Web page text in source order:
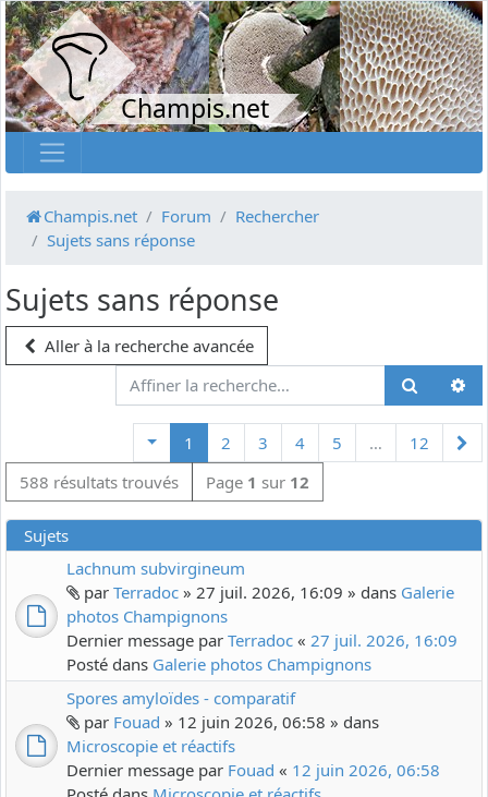
Champis.net
Champis.net Forum
Rechercher
Sujets sans réponse
Sujets sans réponse
Aller à la recherche avancée
1 2 3 4 5 … 12
588 résultats trouvés
Page 1 sur 12
Sujets
Lachnum subvirgineum
par Terradoc » 27 juil. 2026, 16:09 » dans Galerie
photos Champignons
Dernier message par Terradoc « 27 juil. 2026, 16:09
Posté dans Galerie photos Champignons
Spores amyloïdes - comparatif
par Fouad » 12 juin 2026, 06:58 » dans
Microscopie et réactifs
Dernier message par Fouad « 12 juin 2026, 06:58